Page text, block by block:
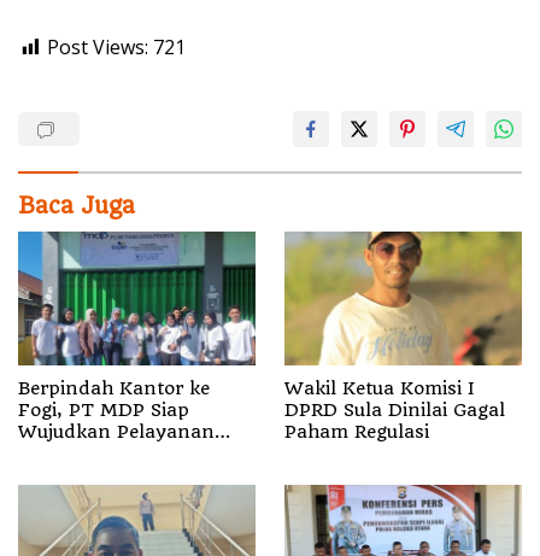
Post Views: 721
Baca Juga
Berpindah Kantor ke
Fogi, PT MDP Siap
Wujudkan Pelayanan
Wakil Ketua Komisi I
DPRD Sula Dinilai Gagal
Paham Regulasi